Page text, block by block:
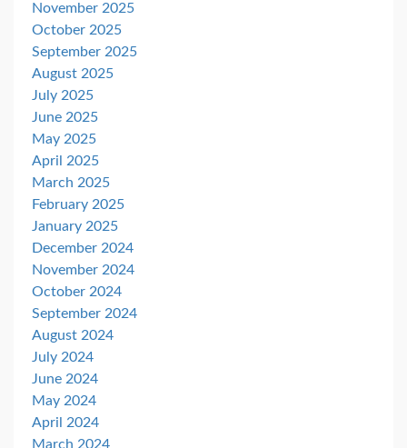
November 2025
October 2025
September 2025
August 2025
July 2025
June 2025
May 2025
April 2025
March 2025
February 2025
January 2025
December 2024
November 2024
October 2024
September 2024
August 2024
July 2024
June 2024
May 2024
April 2024
March 2024